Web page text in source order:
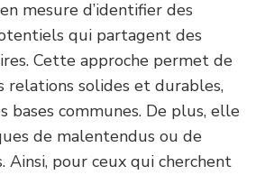
mesure d’identifier des
qui partagent des
Cette approche permet de
relations solides et durables,
bases communes. De plus, elle
de malentendus ou de
Ainsi, pour ceux qui cherchent